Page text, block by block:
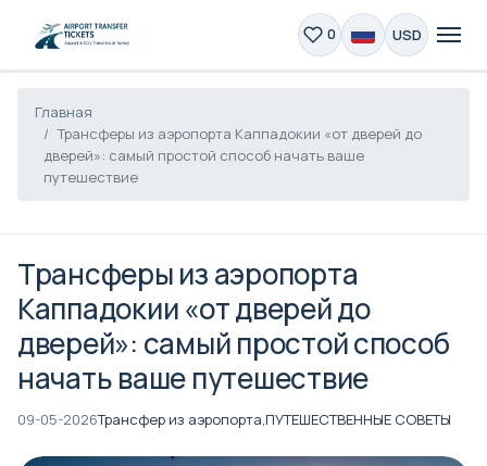
0 USD
Главная
Трансферы из аэропорта Каппадокии «от дверей до
дверей»: самый простой способ начать ваше
путешествие
Трансферы из аэропорта
Каппадокии «от дверей до
дверей»: самый простой способ
начать ваше путешествие
09-05-2026Трансфер из аэропорта,ПУТЕШЕСТВЕННЫЕ СОВЕТЫ